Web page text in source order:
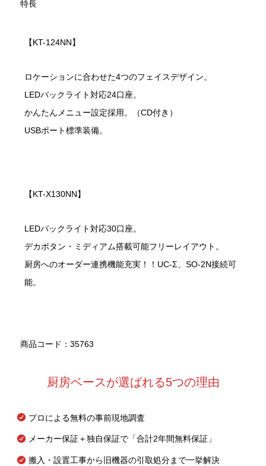
特長
【KT-124NN】
ロケーションに合わせた4つのフェイスデザイン。
LEDバックライト対応24口座。
かんたんメニュー設定採用。（CD付き）
USBポート標準装備。
【KT-X130NN】
LEDバックライト対応30口座。
デカボタン・ミディアム搭載可能フリーレイアウト。
厨房へのオーダー連携機能充実！！UC-Σ、SO-2N接続可
能。
商品コード：35763
厨房ベースが選ばれる5つの理由
プロによる無料の事前現地調査
メーカー保証＋独自保証で「合計2年間無料保証」
搬入・設置工事から旧機器の引取処分まで一挙解決